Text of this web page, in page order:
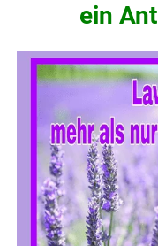
ein